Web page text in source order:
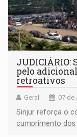
pelo
retroativos
Geral 07 de
Sinjur reforça o
cumprimento dos